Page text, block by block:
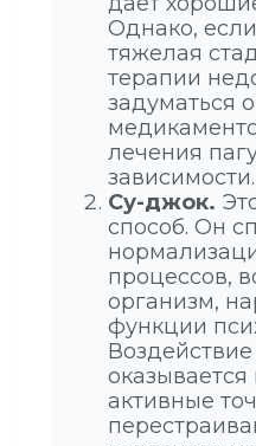
Однако,
тяжелая
терапии
задуматься о
лечения
зависимости.
Су-джок.
способ. Он
процессов,
организм,
функции
активные